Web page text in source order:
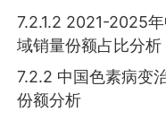
7.2.1.2 2021-2025
域销量份额占比分析
7.2.2 中国色素病变
份额分析